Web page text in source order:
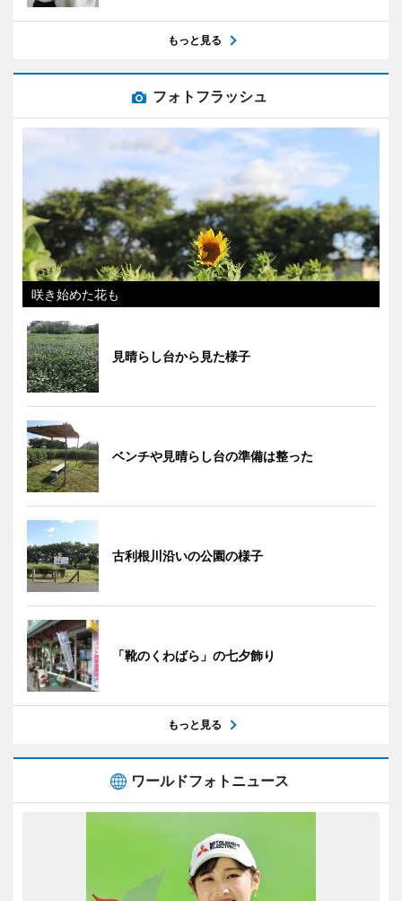
もっと見る
フォトフラッシュ
咲き始めた花も
見晴らし台から見た様子
ベンチや見晴らし台の準備は整った
古利根川沿いの公園の様子
「靴のくわばら」の七夕飾り
もっと見る
ワールドフォトニュース